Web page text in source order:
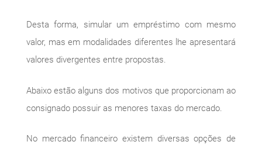
Desta forma, simular um empréstimo com mesmo
valor, mas em modalidades diferentes lhe apresentará
valores divergentes entre propostas.
Abaixo estão alguns dos motivos que proporcionam ao
consignado possuir as menores taxas do mercado.
No mercado financeiro existem diversas opções de